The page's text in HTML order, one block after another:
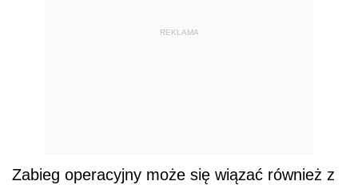
REKLAMA
Zabieg operacyjny może się wiązać również z